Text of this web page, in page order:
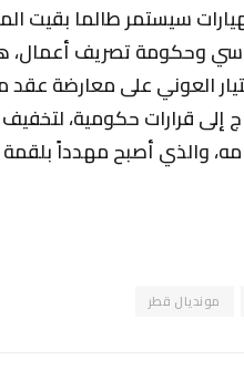
سيستمر طالما بقيت
وحكومة تصريف
العوني على معارضة
إلى قرارات حكومية،
والذي أصبح مهدداً
مونديال قطر